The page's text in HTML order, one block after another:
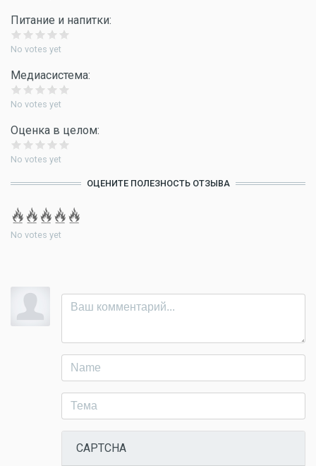
Питание и напитки:
No votes yet
Медиасистема:
No votes yet
Оценка в целом:
No votes yet
ОЦЕНИТЕ ПОЛЕЗНОСТЬ ОТЗЫВА
No votes yet
CAPTCHA